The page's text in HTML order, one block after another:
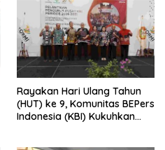
Rayakan Hari Ulang Tahun
(HUT) ke 9, Komunitas BEPers
Indonesia (KBI) Kukuhkan